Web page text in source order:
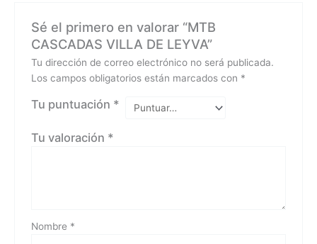
Sé el primero en valorar “MTB
CASCADAS VILLA DE LEYVA”
Tu dirección de correo electrónico no será publicada.
Los campos obligatorios están marcados con *
Tu puntuación *
Tu valoración *
Nombre *